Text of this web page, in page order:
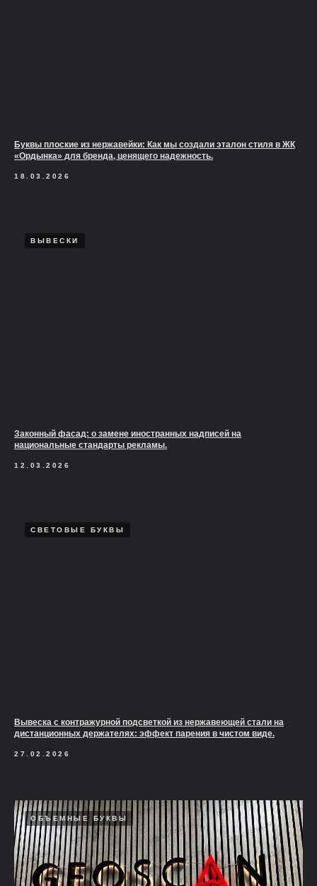
Буквы плоские из нержавейки: Как мы создали эталон стиля в ЖК
«Ордынка» для бренда, ценящего надежность.
18.03.2026
ВЫВЕСКИ
Законный фасад: о замене иностранных надписей на
национальные стандарты рекламы.
12.03.2026
СВЕТОВЫЕ БУКВЫ
Вывеска с контражурной подсветкой из нержавеющей стали на
дистанционных держателях: эффект парения в чистом виде.
27.02.2026
ОБЪЕМНЫЕ БУКВЫ